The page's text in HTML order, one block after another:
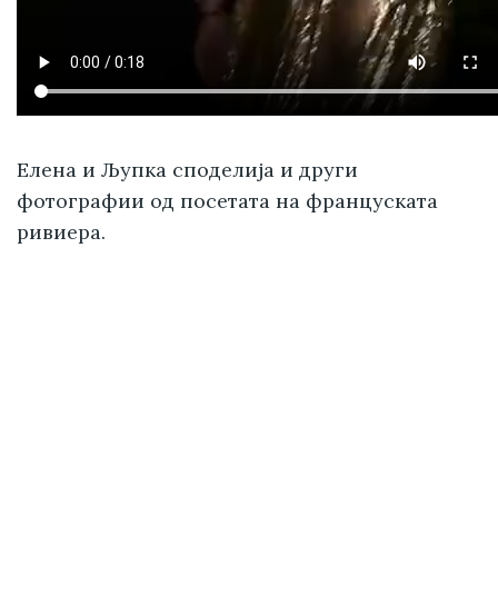
Елена и Љупка споделија и други
фотографии од посетата на француската
ривиера.